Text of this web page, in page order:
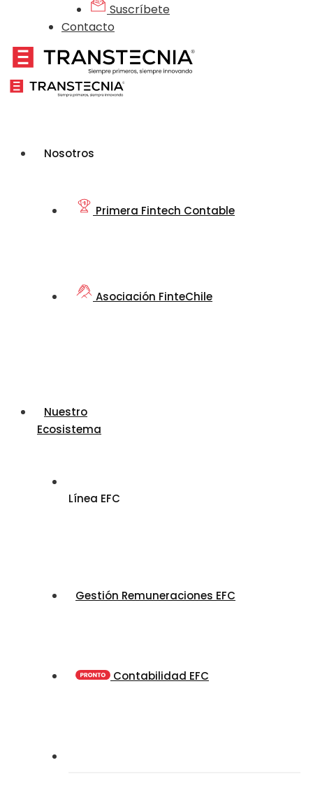
Suscríbete
Contacto
Nosotros
Primera Fintech Contable
Asociación FinteChile
Nuestro
Ecosistema
Línea EFC
Gestión Remuneraciones EFC
Contabilidad EFC